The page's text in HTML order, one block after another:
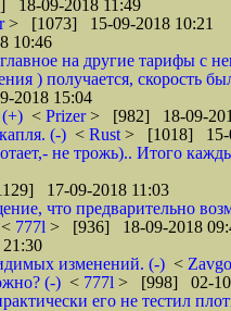
18-09-2018 11:49
> [1073] 15-09-2018 10:21
10:46
на другие тарифы с
) получается, скорость
2018 15:04
< Prizer> [982] 18-09-
(-) < Rust > [1018] 15-
не трожь).. Итого
17-09-2018 11:03
что предварительно
< 777l > [936] 18-09-2018
изменений. (-) <
(-) < 777l > [998] 02-
его не тестил